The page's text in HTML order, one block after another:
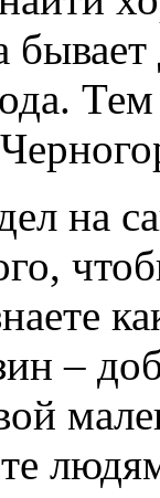
на
–